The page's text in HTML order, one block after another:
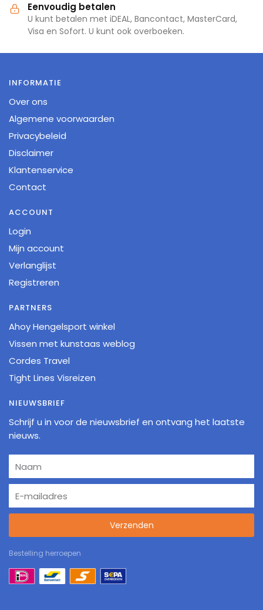
Eenvoudig betalen
U kunt betalen met iDEAL, Bancontact, MasterCard,
Visa en Sofort. U kunt ook overboeken.
INFORMATIE
Over ons
Algemene voorwaarden
Privacybeleid
Disclaimer
Klantenservice
Contact
ACCOUNT
Login
Mijn account
Verlanglijst
Registreren
PARTNERS
Ahoy Hengelsport winkel
Vissen met kunstaas weblog
Cordes Travel
Tight Lines Visreizen
NIEUWSBRIEF
Schrijf u in voor de nieuwsbrief en ontvang het laatste
nieuws.
Verzenden
Bestelling herroepen